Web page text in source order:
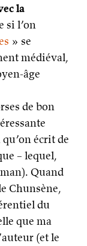
la
si l’on
» se
médiéval,
âge
de bon
écrit de
– lequel,
Quand
Chunsène,
du
que ma
(et le